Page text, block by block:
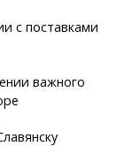
с поставками
важного